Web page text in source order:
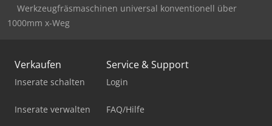
Werkzeugfräsmaschinen universal konventionell über
1000mm x-Weg
Verkaufen
Inserate schalten
Inserate verwalten
Service & Support
Login
FAQ/Hilfe